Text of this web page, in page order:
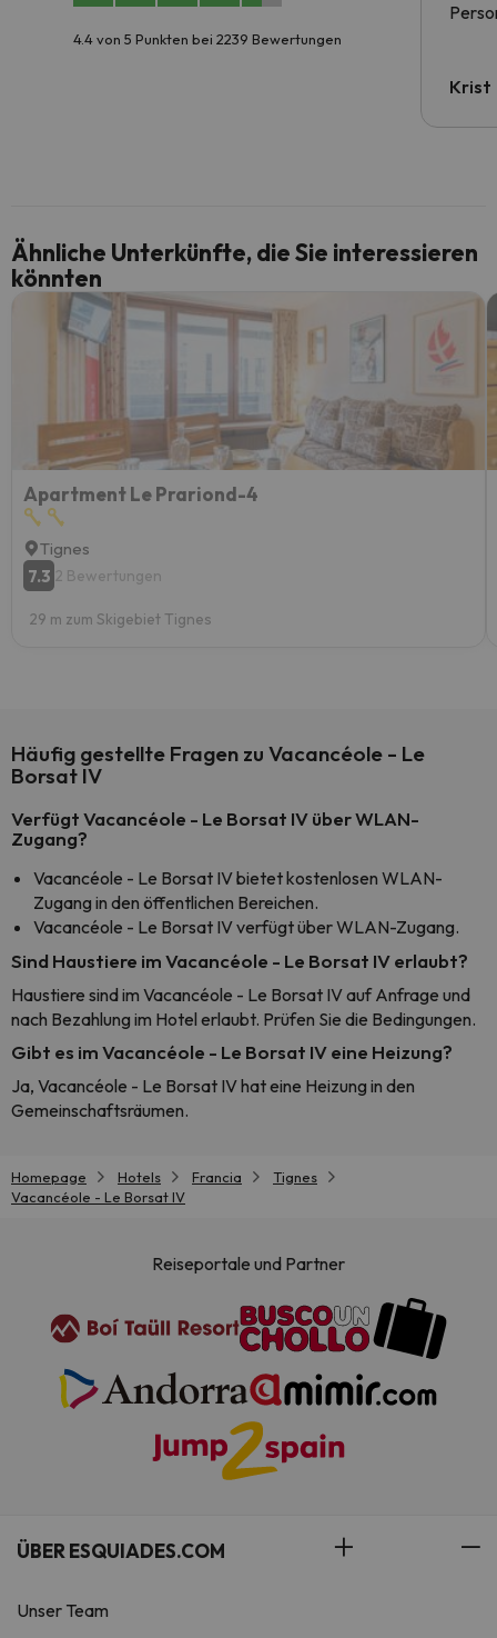
4.4 von 5 Punkten bei 2239 Bewertungen
Krist
Ähnliche Unterkünfte, die Sie interessieren
könnten
Apartment Le Prariond-4
Tignes
7.3 2 Bewertungen
29 m zum Skigebiet Tignes
Häufig gestellte Fragen zu Vacancéole - Le
Borsat IV
Verfügt Vacancéole - Le Borsat IV über WLAN-
Zugang?
Vacancéole - Le Borsat IV bietet kostenlosen WLAN-
Zugang in den öffentlichen Bereichen.
Vacancéole - Le Borsat IV verfügt über WLAN-Zugang.
Sind Haustiere im Vacancéole - Le Borsat IV erlaubt?
Haustiere sind im Vacancéole - Le Borsat IV auf Anfrage und
nach Bezahlung im Hotel erlaubt. Prüfen Sie die Bedingungen.
Gibt es im Vacancéole - Le Borsat IV eine Heizung?
Ja, Vacancéole - Le Borsat IV hat eine Heizung in den
Gemeinschaftsräumen.
Homepage Hotels Francia
Tignes
Vacancéole - Le Borsat IV
Reiseportale und Partner
ÜBER ESQUIADES.COM
Unser Team